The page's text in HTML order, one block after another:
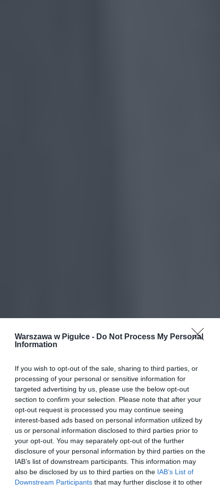
Warszawa w Pigułce - Do Not Process My Personal
Information
If you wish to opt-out of the sale, sharing to third parties, or
processing of your personal or sensitive information for
targeted advertising by us, please use the below opt-out
section to confirm your selection. Please note that after your
opt-out request is processed you may continue seeing
interest-based ads based on personal information utilized by
us or personal information disclosed to third parties prior to
your opt-out. You may separately opt-out of the further
disclosure of your personal information by third parties on the
IAB’s list of downstream participants. This information may
also be disclosed by us to third parties on the IAB’s List of
Downstream Participants that may further disclose it to other